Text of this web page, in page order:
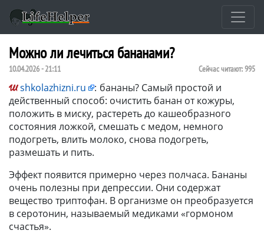
Можно ли лечиться бананами?
10.04.2026 - 21:11 Сейчас читают:995
shkolazhizni.ru : бананы? Самый простой и
действенный способ: очистить банан от кожуры,
положить в миску, растереть до кашеобразного
состояния ложкой, смешать с медом, немного
подогреть, влить молоко, снова подогреть,
размешать и пить.
Эффект появится примерно через полчаса. Бананы
очень полезны при депрессии. Они содержат
вещество триптофан. В организме он преобразуется
в серотонин, называемый медиками «гормоном
счастья».